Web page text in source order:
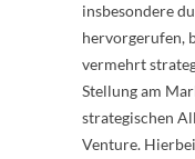
insbesondere
hervorgerufen,
vermehrt
Stellung am
strategischen
Venture.